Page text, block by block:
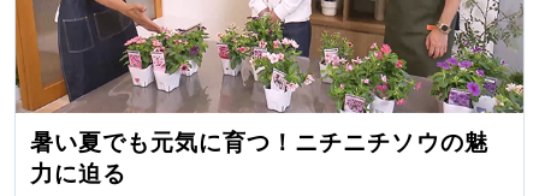
暑い夏でも元気に育つ！ニチニチソウの魅
力に迫る